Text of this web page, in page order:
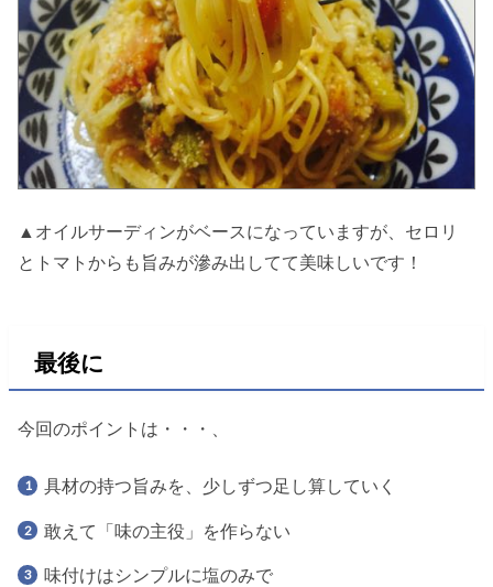
▲オイルサーディンがベースになっていますが、セロリ
とトマトからも旨みが滲み出してて美味しいです！
最後に
今回のポイントは・・・、
具材の持つ旨みを、少しずつ足し算していく
敢えて「味の主役」を作らない
味付けはシンプルに塩のみで